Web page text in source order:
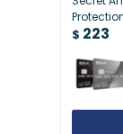
$ 223